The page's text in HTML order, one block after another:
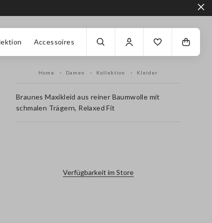
Accessoires
Home Damen Kollektion Kleider
Braunes Maxikleid aus reiner Baumwolle mit
schmalen Trägern, Relaxed Fit
Verfügbarkeit im Store